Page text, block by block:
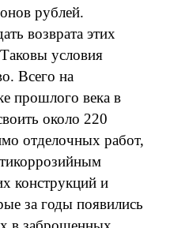
рублей.
возврата этих
Таковы условия
Всего на
прошлого века в
около 220
отделочных работ,
конструкций и
за годы появились